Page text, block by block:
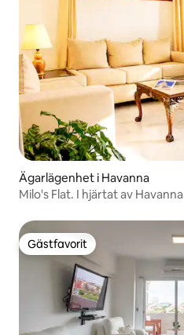
Ägarlägenhet i Havanna
Milo's Flat. I hjärtat av Havanna
Gästfavorit
Gästfavorit